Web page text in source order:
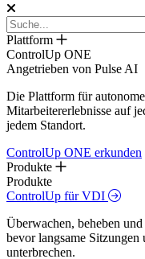
Plattform
ControlUp ONE
Angetrieben von Pulse AI
Die Plattform für
Mitarbeitererlebnisse auf
jedem Standort.
ControlUp ONE erkunden
Produkte
Produkte
ControlUp für VDI
Überwachen, beheben
bevor langsame
unterbrechen.